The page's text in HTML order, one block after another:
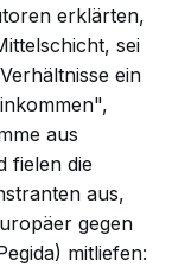
erklärten,
sei
ein
aus
fielen die
aus,
gegen
mitliefen: